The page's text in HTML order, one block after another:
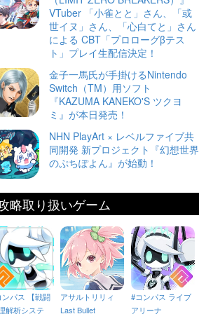
VTuber 「小雀とと」さん、「或
世イヌ」さん、「心白てと」さん
による CBT「プロローグβテス
ト」プレイ生配信決定！
金子一馬氏が手掛けるNintendo
Switch（TM）用ソフト
『KAZUMA KANEKO'S ツクヨ
ミ』が本日発売！
NHN PlayArt × レベルファイブ共
同開発 新プロジェクト『幻想世界
のぷちぽよん』が始動！
略取り扱いゲーム
ンパス 【戦闘
解析システ
アサルトリリィ
Last Bullet
#コンパス ライブ
アリーナ